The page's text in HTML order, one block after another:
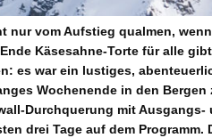
nur vom Aufstieg qualmen,
Käsesahne-Torte für alle
es war ein lustiges,
Wochenende in den
Durchquerung mit
drei Tage auf dem Programm.